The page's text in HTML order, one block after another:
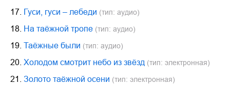
17. Гуси, гуси – лебеди (тип: аудио)
18. На таёжной тропе (тип: аудио)
19. Таёжные были (тип: аудио)
20. Холодом смотрит небо из звёзд (тип: электронная)
21. Золото таёжной осени (тип: электронная)